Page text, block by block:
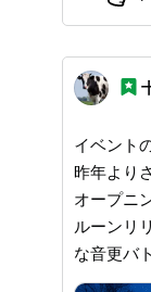
イベントのお知らせ📣 8/
昨年より
オープニ
ルーンリ
な音更バ
えるお子